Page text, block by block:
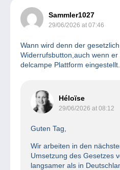
Sammler1027
29/06/2026 at 07:46
Wann wird denn der
Widerrufsbutton,auch wenn
delcampe Plattform
Héloïse
29/06/2026 at 08:12
Guten Tag,
Wir arbeiten in den
Umsetzung des Gesetzes
langsamer als in